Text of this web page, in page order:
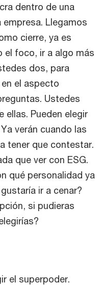
dentro de una
Llegamos
cierre, ya es
el foco, ir a algo más
dos, para
el aspecto
Ustedes
ellas. Pueden elegir
verán cuando las
tener que contestar.
que ver con ESG.
qué personalidad ya
ir a cenar?
si pudieras
el superpoder.